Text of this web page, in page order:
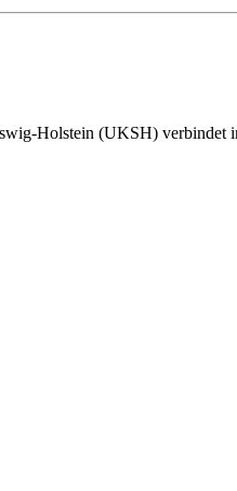
Holstein (UKSH) verbindet